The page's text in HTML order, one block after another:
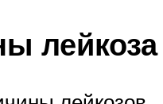
лейкоза